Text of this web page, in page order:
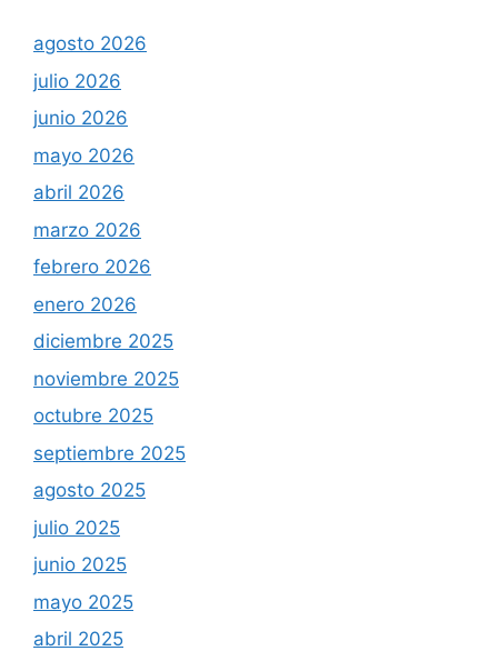
agosto 2026
julio 2026
junio 2026
mayo 2026
abril 2026
marzo 2026
febrero 2026
enero 2026
diciembre 2025
noviembre 2025
octubre 2025
septiembre 2025
agosto 2025
julio 2025
junio 2025
mayo 2025
abril 2025